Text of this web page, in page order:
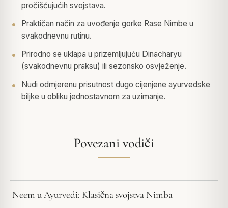
pročišćujućih svojstava.
Praktičan način za uvođenje gorke Rase Nimbe u
svakodnevnu rutinu.
Prirodno se uklapa u prizemljujuću Dinacharyu
(svakodnevnu praksu) ili sezonsko osvježenje.
Nudi odmjerenu prisutnost dugo cijenjene ayurvedske
biljke u obliku jednostavnom za uzimanje.
Povezani vodiči
Neem u Ayurvedi: Klasična svojstva Nimba